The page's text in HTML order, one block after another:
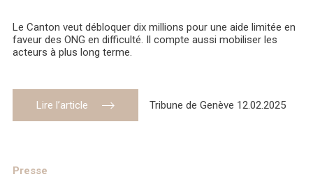
Le Canton veut débloquer dix millions pour une aide limitée en
faveur des ONG en difficulté. Il compte aussi mobiliser les
acteurs à plus long terme.
Lire l’article Tribune de Genève 12.02.2025
Presse